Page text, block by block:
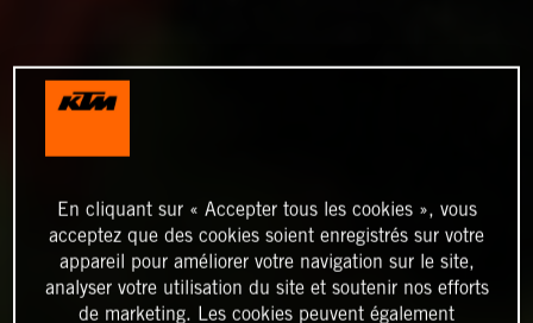
En cliquant sur « Accepter tous les cookies », vous
acceptez que des cookies soient enregistrés sur votre
appareil pour améliorer votre navigation sur le site,
analyser votre utilisation du site et soutenir nos efforts
de marketing. Les cookies peuvent également